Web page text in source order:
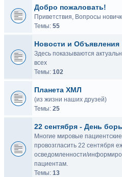
Добро пожаловать!
Приветствия, Вопросы
Темы: 55
Новости и Объявления
Здесь показываются
всех
Темы: 102
Планета ХМЛ
(из жизни наших друзей)
Темы: 25
22 сентября - День
Многие мировые
провозгласить 22
осведомленности/
пациентам.
Темы: 13